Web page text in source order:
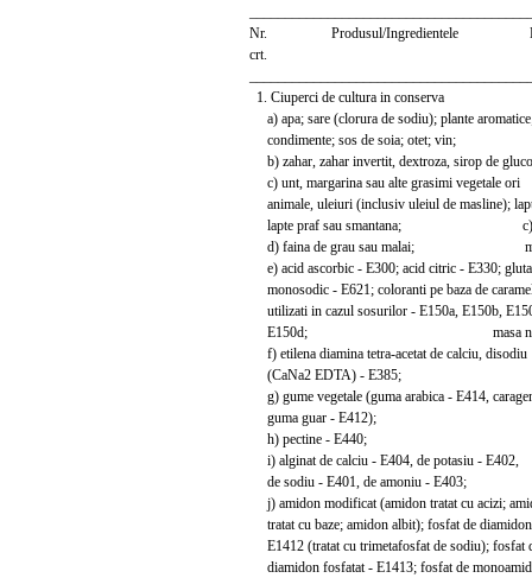
Nr. Produsul/Ingredientele
crt.
1. Ciuperci de cultura in conserva
a) apa; sare (clorura de sodiu); plante
condimente; sos de soia; otet; vin;
b) zahar, zahar invertit, dextroza, sirop de
c) unt, margarina sau alte grasimi vegetale
animale, uleiuri (inclusiv uleiul de masline);
lapte praf sau smantana; c)
d) faina de grau sau malai;
e) acid ascorbic - E300; acid citric - E330;
monosodic - E621; coloranti pe baza de
utilizati in cazul sosurilor - E150a, E150b,
E150d; masa neta
f) etilena diamina tetra-acetat de calciu,
(CaNa2 EDTA) - E385; f)
g) gume vegetale (guma arabica - E414,
guma guar - E412);
h) pectine - E440;
i) alginat de calciu - E404, de potasiu - E402,
de sodiu - E401, de amoniu - E403;
j) amidon modificat (amidon tratat cu acizi;
tratat cu baze; amidon albit); fosfat de
E1412 (tratat cu trimetafosfat de sodiu); fosfat
diamidon fosfatat - E1413; fosfat de